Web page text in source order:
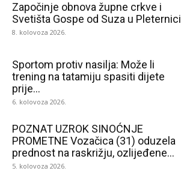
Započinje obnova župne crkve i
Svetišta Gospe od Suza u Pleternici
8. kolovoza 2026.
Sportom protiv nasilja: Može li
trening na tatamiju spasiti dijete
prije...
6. kolovoza 2026.
POZNAT UZROK SINOĆNJE
PROMETNE Vozačica (31) oduzela
prednost na raskrižju, ozlijeđene...
5. kolovoza 2026.